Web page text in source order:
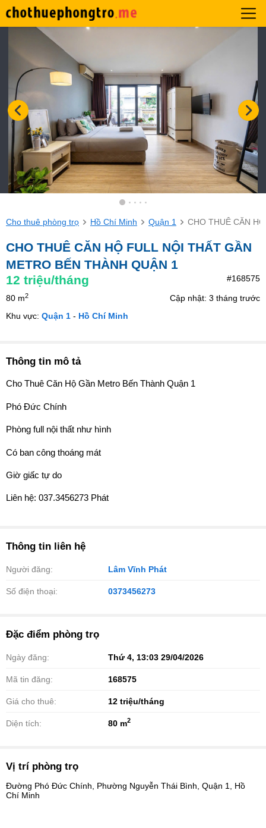
Cho thuê phòng trọ Hồ Chí Minh Quận 1 CHO THUÊ CĂN
CHO THUÊ CĂN HỘ FULL NỘI THẤT GẦN
METRO BẾN THÀNH QUẬN 1
12 triệu/tháng #168575
80 m2
Cập nhật: 3 tháng trước
Khu vực: Quận 1 - Hồ Chí Minh
Thông tin mô tả
Cho Thuê Căn Hộ Gần Metro Bến Thành Quận 1
Phó Đức Chính
Phòng full nội thất như hình
Có ban công thoáng mát
Giờ giấc tự do
Liên hệ: 037.3456273 Phát
Thông tin liên hệ
Người đăng: Lâm Vĩnh Phát
Số điện thoại: 0373456273
Đặc điểm phòng trọ
Ngày đăng: Thứ 4, 13:03 29/04/2026
Mã tin đăng: 168575
Giá cho thuê: 12 triệu/tháng
Diện tích: 80 m2
Vị trí phòng trọ
Đường Phó Đức Chính, Phường Nguyễn Thái Bình, Quận 1, Hồ
Chí Minh